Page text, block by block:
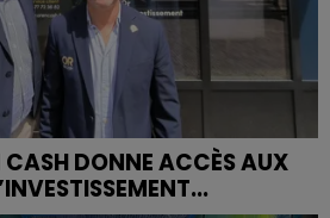
CASH DONNE ACCÈS AUX